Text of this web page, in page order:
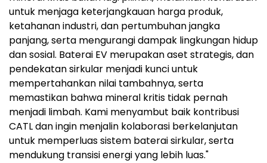
untuk menjaga keterjangkauan harga produk,
ketahanan industri, dan pertumbuhan jangka
panjang, serta mengurangi dampak lingkungan hidup
dan sosial. Baterai EV merupakan aset strategis, dan
pendekatan sirkular menjadi kunci untuk
mempertahankan nilai tambahnya, serta
memastikan bahwa mineral kritis tidak pernah
menjadi limbah. Kami menyambut baik kontribusi
CATL dan ingin menjalin kolaborasi berkelanjutan
untuk memperluas sistem baterai sirkular, serta
mendukung transisi energi yang lebih luas."